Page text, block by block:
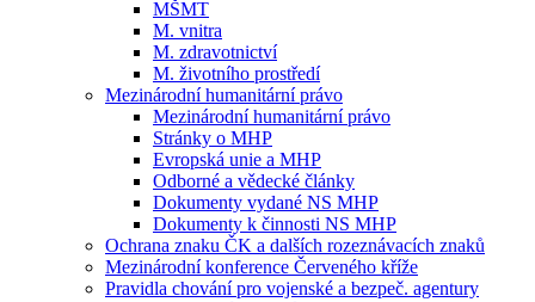
MŠMT
M. vnitra
M. zdravotnictví
M. životního prostředí
Mezinárodní humanitární právo
Mezinárodní humanitární právo
Stránky o MHP
Evropská unie a MHP
Odborné a vědecké články
Dokumenty vydané NS MHP
Dokumenty k činnosti NS MHP
Ochrana znaku ČK a dalších rozeznávacích znaků
Mezinárodní konference Červeného kříže
Pravidla chování pro vojenské a bezpeč. agentury